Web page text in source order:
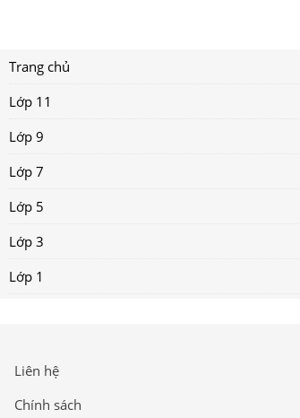
Trang chủ
Lớp 11
Lớp 9
Lớp 7
Lớp 5
Lớp 3
Lớp 1
Liên hệ
Chính sách